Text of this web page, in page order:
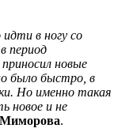
в ногу со
период
новые
было быстро, в
Но именно такая
новое и не
.